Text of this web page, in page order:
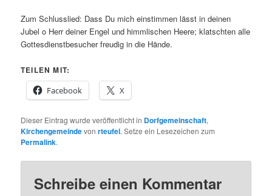
Zum Schlusslied: Dass Du mich einstimmen lässt in deinen
Jubel o Herr deiner Engel und himmlischen Heere; klatschten alle
Gottesdienstbesucher freudig in die Hände.
TEILEN MIT:
Facebook
X
Dieser Eintrag wurde veröffentlicht in Dorfgemeinschaft,
Kirchengemeindevonrteufel. Setze ein Lesezeichen zum
Permalink.
Schreibe einen Kommentar